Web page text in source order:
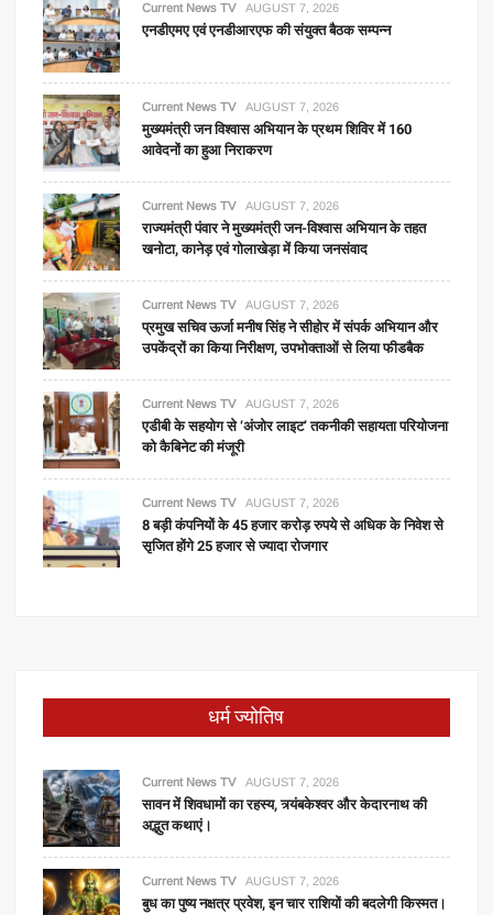
Current News TV AUGUST 7, 2026
एनडीएमए एवं एनडीआरएफ की संयुक्त बैठक सम्पन्न
Current News TV AUGUST 7, 2026
मुख्यमंत्री जन विश्वास अभियान के प्रथम शिविर में 160
आवेदनों का हुआ निराकरण
Current News TV AUGUST 7, 2026
राज्यमंत्री पंवार ने मुख्यमंत्री जन-विश्वास अभियान के तहत
खनोटा, कानेड़ एवं गोलाखेड़ा में किया जनसंवाद
Current News TV AUGUST 7, 2026
प्रमुख सचिव ऊर्जा मनीष सिंह ने सीहोर में संपर्क अभियान और
उपकेंद्रों का किया निरीक्षण, उपभोक्ताओं से लिया फीडबैक
Current News TV AUGUST 7, 2026
एडीबी के सहयोग से ‘अंजोर लाइट’ तकनीकी सहायता परियोजना
को कैबिनेट की मंजूरी
Current News TV AUGUST 7, 2026
8 बड़ी कंपनियों के 45 हजार करोड़ रुपये से अधिक के निवेश से
सृजित होंगे 25 हजार से ज्यादा रोजगार
धर्म ज्योतिष
Current News TV AUGUST 7, 2026
सावन में शिवधामों का रहस्य, त्र्यंबकेश्वर और केदारनाथ की
अद्भुत कथाएं।
Current News TV AUGUST 7, 2026
बुध का पुष्य नक्षत्र प्रवेश, इन चार राशियों की बदलेगी किस्मत।